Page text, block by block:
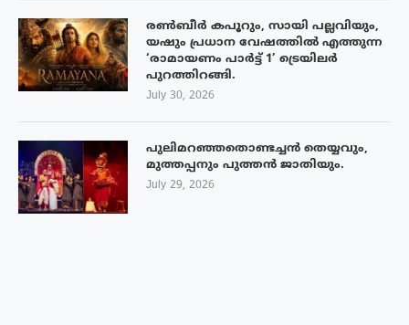
രൺബീർ കപൂറും, സായി പല്ലവിയും,
യഷും പ്രധാന വേഷത്തിൽ എത്തുന്ന
‘രാമായണം പാർട്ട് 1’ ട്രെയിലർ
പുറത്തിറങ്ങി.
July 30, 2026
പുലിമറഞ്ഞതൊണ്ടച്ചൻ തെയ്യവും,
മുത്തപ്പനും പുത്തൻ ജാതിയും.
July 29, 2026